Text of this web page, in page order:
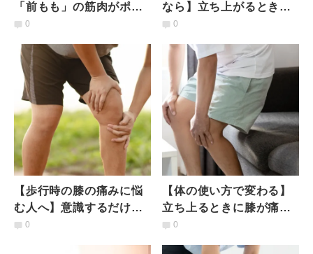
「前もも」の筋肉がポイ
ント！大腿四頭筋の衰え
エクサ
0
なら】立ち上がるときの
膝の負担を和らげるお手
0
【歩行時の膝の痛みに悩
む人へ】意識するだけで
OK「膝の負担を軽くする
0
【体の使い方で変わる】
立ち上るときに膝が痛い
人のための「よっこらし
0